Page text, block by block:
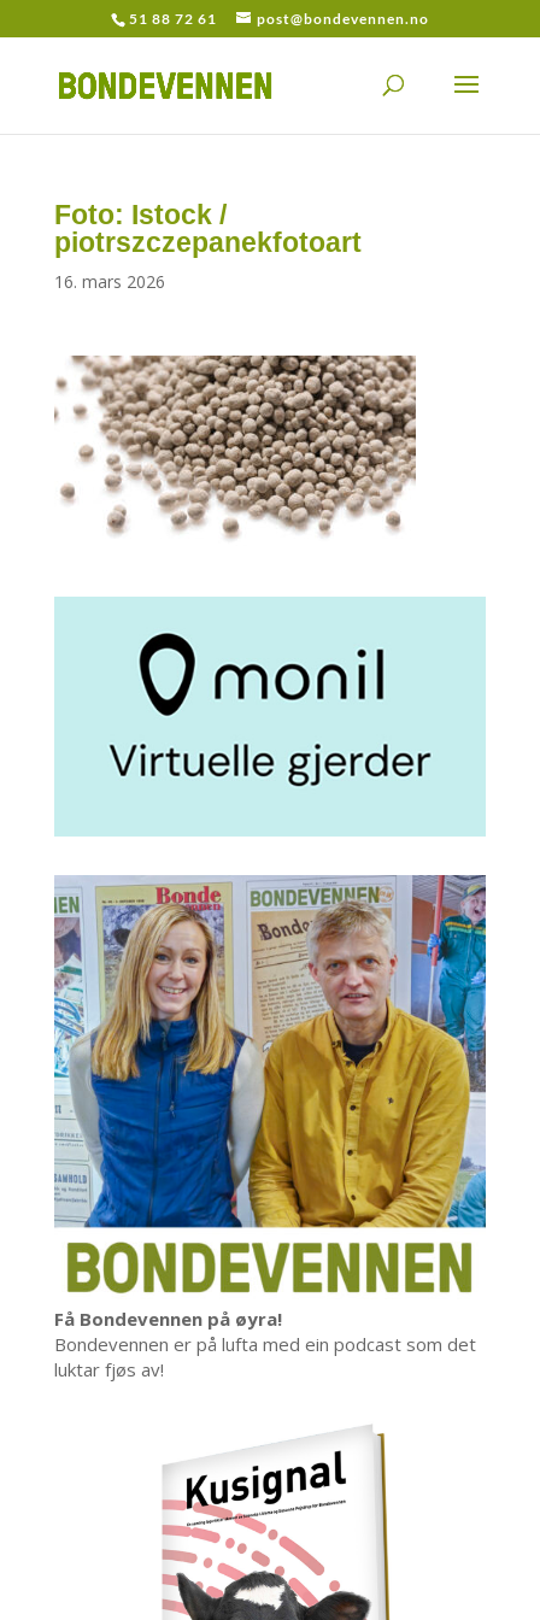
51 88 72 61 post@bondevennen.no
Foto: Istock /
piotrszczepanekfotoart
16. mars 2026
Få Bondevennen på øyra!
Bondevennen er på lufta med ein podcast som det
luktar fjøs av!